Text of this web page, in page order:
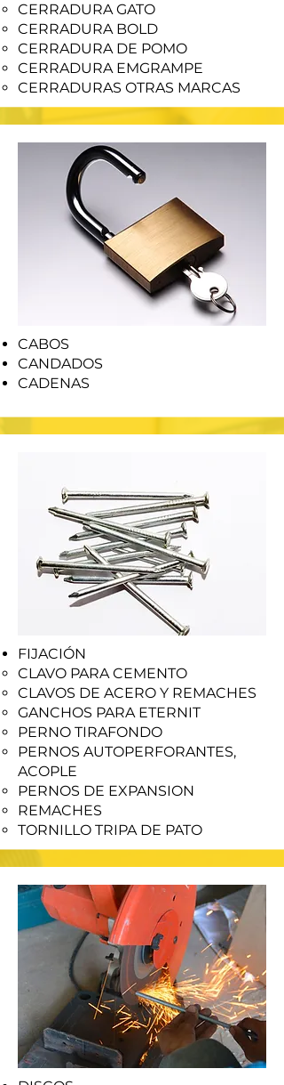
CERRADURA GATO
CERRADURA BOLD
CERRADURA DE POMO
CERRADURA EMGRAMPE
CERRADURAS OTRAS MARCAS
CABOS
CANDADOS
CADENAS
FIJACIÓN
CLAVO PARA CEMENTO
CLAVOS DE ACERO Y REMACHES
GANCHOS PARA ETERNIT
PERNO TIRAFONDO
PERNOS AUTOPERFORANTES,
ACOPLE
PERNOS DE EXPANSION
REMACHES
TORNILLO TRIPA DE PATO